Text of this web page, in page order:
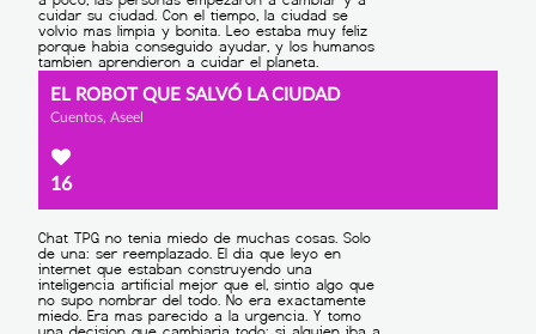
EL ROBOT QUE SALVÓ LA CIUDAD
Cuentos, Aseel
16